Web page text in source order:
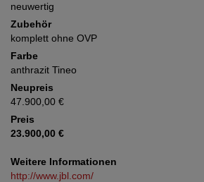
neuwertig
Zubehör
komplett ohne OVP
Farbe
anthrazit Tineo
Neupreis
47.900,00 €
Preis
23.900,00 €
Weitere Informationen
http://www.jbl.com/